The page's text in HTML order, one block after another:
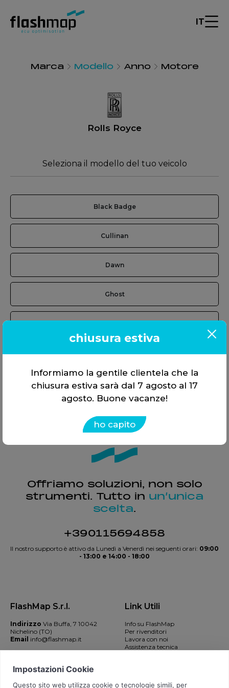
IT
Marca Modello Anno Motore
Rolls Royce
Seleziona il modello del tuo veicolo
Black Badge
Cullinan
Dawn
Ghost
Spectre
Wraith
Offriamo soluzioni, non solo
strumenti. Tutto in un’unica
scelta.
+390115694858
Il nostro supporto è attivo da Lunedì a Venerdì nei seguenti orari: 09:00
- 13:00 e 14:00 - 18:00
FlashMap S.r.l.
Indirizzo Via Buffa, 7 10042
Nichelino (TO)
Email info@flashmap.it
Link Utili
Info su FlashMap
Per rivenditori
Lavora con noi
Assistenza tecnica
chiusura estiva
Informiamo la gentile clientela che la
chiusura estiva sarà dal 7 agosto al 17
agosto. Buone vacanze!
ho capito